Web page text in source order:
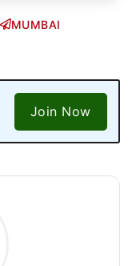
MUMBAI
Join Now